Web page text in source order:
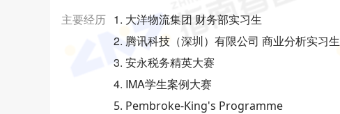
主要经历 1. 大洋物流集团 财务部实习生
2. 腾讯科技（深圳）有限公司 商业分析实习生
3. 安永税务精英大赛
4. IMA学生案例大赛
5. Pembroke-King's Programme